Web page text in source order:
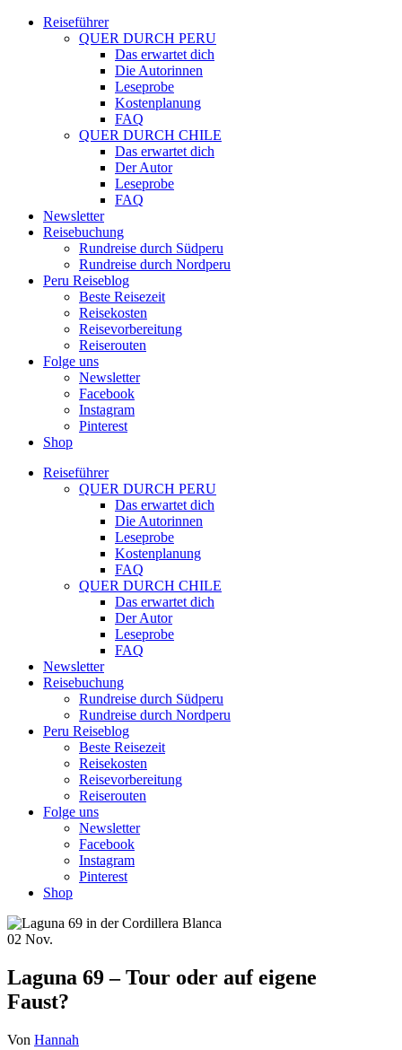
Reiseführer
QUER DURCH PERU
Das erwartet dich
Die Autorinnen
Leseprobe
Kostenplanung
FAQ
QUER DURCH CHILE
Das erwartet dich
Der Autor
Leseprobe
FAQ
Newsletter
Reisebuchung
Rundreise durch Südperu
Rundreise durch Nordperu
Peru Reiseblog
Beste Reisezeit
Reisekosten
Reisevorbereitung
Reiserouten
Folge uns
Newsletter
Facebook
Instagram
Pinterest
Shop
Reiseführer
QUER DURCH PERU
Das erwartet dich
Die Autorinnen
Leseprobe
Kostenplanung
FAQ
QUER DURCH CHILE
Das erwartet dich
Der Autor
Leseprobe
FAQ
Newsletter
Reisebuchung
Rundreise durch Südperu
Rundreise durch Nordperu
Peru Reiseblog
Beste Reisezeit
Reisekosten
Reisevorbereitung
Reiserouten
Folge uns
Newsletter
Facebook
Instagram
Pinterest
Shop
02 Nov.
Laguna 69 – Tour oder auf eigene
Faust?
Von Hannah